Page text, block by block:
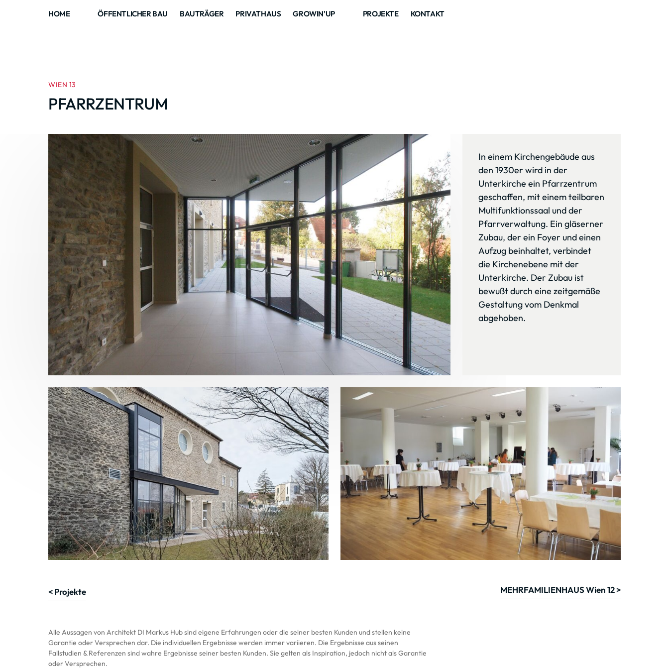
HOME ÖFFENTLICHER BAU BAUTRÄGER PRIVATHAUS GROWIN'UP PROJEKTE KONTAKT
WIEN 13
PFARRZENTRUM
In einem Kirchengebäude aus
den 1930er wird in der
Unterkirche ein Pfarrzentrum
geschaffen, mit einem teilbaren
Multifunktionssaal und der
Pfarrverwaltung. Ein gläserner
Zubau, der ein Foyer und einen
Aufzug beinhaltet, verbindet
die Kirchenebene mit der
Unterkirche. Der Zubau ist
bewußt durch eine zeitgemäße
Gestaltung vom Denkmal
abgehoben.
< Projekte MEHRFAMILIENHAUS Wien 12 >
Alle Aussagen von Architekt DI Markus Hub sind eigene Erfahrungen oder die seiner besten Kunden und stellen keine
Garantie oder Versprechen dar. Die individuellen Ergebnisse werden immer variieren. Die Ergebnisse aus seinen
Fallstudien & Referenzen sind wahre Ergebnisse seiner besten Kunden. Sie gelten als Inspiration, jedoch nicht als Garantie
oder Versprechen.